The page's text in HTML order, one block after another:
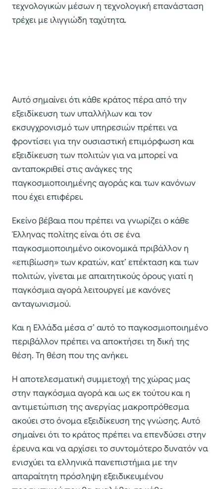
τεχνολογικών μέσων η τεχνολογική επανάσταση
τρέχει με ιλιγγιώδη ταχύτητα.
Αυτό σημαίνει ότι κάθε κράτος πέρα από την
εξειδίκευση των υπαλλήλων και τον
εκσυγχρονισμό των υπηρεσιών πρέπει να
φροντίσει για την ουσιαστική επιμόρφωση και
εξειδίκευση των πολιτών για να μπορεί να
ανταποκριθεί στις ανάγκες της
παγκοσμιοποιημένης αγοράς και των κανόνων
που έχει επιφέρει.
Εκείνο βέβαια που πρέπει να γνωρίζει ο κάθε
Έλληνας πολίτης είναι ότι σε ένα
παγκοσμιοποιημένο οικονομικά πριβάλλον η
«επιβίωση» των κρατών, κατ’ επέκταση και των
πολιτών, γίνεται με απαιτητικούς όρους γιατί η
παγκόσμια αγορά λειτουργεί με κανόνες
ανταγωνισμού.
Και η Ελλάδα μέσα σ’ αυτό το παγκοσμιοποιημένο
περιβάλλον πρέπει να αποκτήσει τη δική της
θέση. Τη θέση που της ανήκει.
Η αποτελεσματική συμμετοχή της χώρας μας
στην παγκόσμια αγορά και ως εκ τούτου και η
αντιμετώπιση της ανεργίας μακροπρόθεσμα
ακούει στο όνομα εξειδίκευση της γνώσης. Αυτό
σημαίνει ότι το κράτος πρέπει να επενδύσει στην
έρευνα και να αρχίσει το συντομότερο δυνατόν να
ενισχύει τα ελληνικά πανεπιστήμια με την
απαραίτητη πρόσληψη εξειδικευμένου